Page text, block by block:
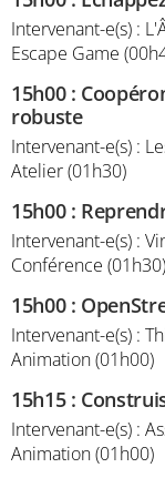
Intervenant-e(s) :
Escape Game
15h00:
robuste
Intervenant-e(s) :
Atelier (01h30)
15h00:
Intervenant-e(s) :
Conférence (01h30)
15h00:
Intervenant-e(s) :
Animation (01h00)
15h15:
Intervenant-e(s) :
Animation (01h00)